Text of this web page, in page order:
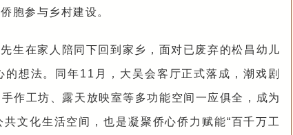
胞参与乡村建设。
生在家人陪同下回到家乡，面对已废弃的松昌幼儿
想法。同年11月，大吴会客厅正式落成，潮戏剧
作工坊、露天放映室等多功能空间一应俱全，成为
文化生活空间，也是凝聚侨心侨力赋能“百千万工